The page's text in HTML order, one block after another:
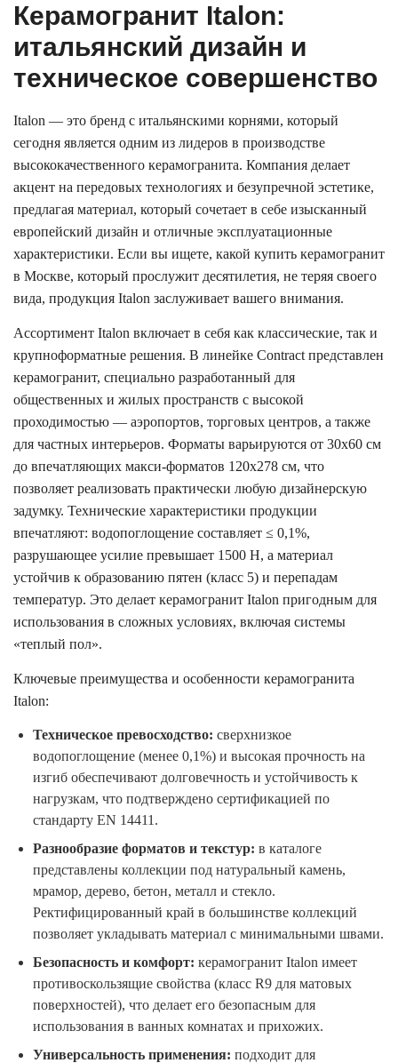
Керамогранит Italon:
итальянский дизайн и
техническое совершенство
Italon — это бренд с итальянскими корнями, который
сегодня является одним из лидеров в производстве
высококачественного керамогранита. Компания делает
акцент на передовых технологиях и безупречной эстетике,
предлагая материал, который сочетает в себе изысканный
европейский дизайн и отличные эксплуатационные
характеристики. Если вы ищете, какой купить керамогранит
в Москве, который прослужит десятилетия, не теряя своего
вида, продукция Italon заслуживает вашего внимания.
Ассортимент Italon включает в себя как классические, так и
крупноформатные решения. В линейке Contract представлен
керамогранит, специально разработанный для
общественных и жилых пространств с высокой
проходимостью — аэропортов, торговых центров, а также
для частных интерьеров. Форматы варьируются от 30х60 см
до впечатляющих макси-форматов 120х278 см, что
позволяет реализовать практически любую дизайнерскую
задумку. Технические характеристики продукции
впечатляют: водопоглощение составляет ≤ 0,1%,
разрушающее усилие превышает 1500 Н, а материал
устойчив к образованию пятен (класс 5) и перепадам
температур. Это делает керамогранит Italon пригодным для
использования в сложных условиях, включая системы
«теплый пол».
Ключевые преимущества и особенности керамогранита
Italon:
Техническое превосходство: сверхнизкое
водопоглощение (менее 0,1%) и высокая прочность на
изгиб обеспечивают долговечность и устойчивость к
нагрузкам, что подтверждено сертификацией по
стандарту EN 14411.
Разнообразие форматов и текстур: в каталоге
представлены коллекции под натуральный камень,
мрамор, дерево, бетон, металл и стекло.
Ректифицированный край в большинстве коллекций
позволяет укладывать материал с минимальными швами.
Безопасность и комфорт: керамогранит Italon имеет
противоскользящие свойства (класс R9 для матовых
поверхностей), что делает его безопасным для
использования в ванных комнатах и прихожих.
Универсальность применения: подходит для